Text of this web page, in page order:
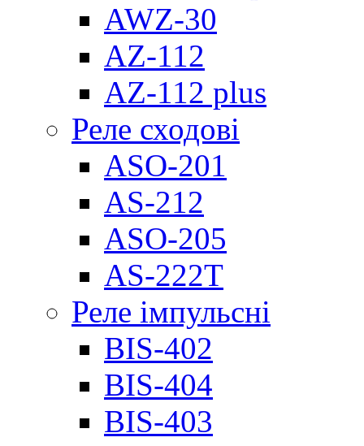
AWZ-30
AZ-112
AZ-112 plus
Реле сходові
ASO-201
AS-212
ASO-205
AS-222T
Реле імпульсні
BIS-402
BIS-404
BIS-403